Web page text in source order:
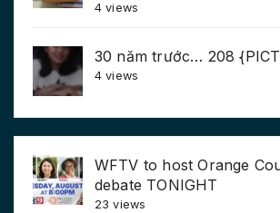
4 views
30 năm trước… 208
4 views
WFTV to host Orange
debate TONIGHT
23 views